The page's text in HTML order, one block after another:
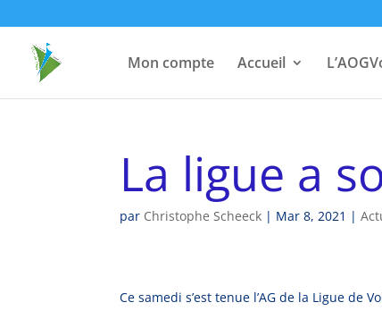
Mon compte Accueil
La ligue a
par Christophe Scheeck | Mar 8, 2021 |
Ce samedi s’est tenue l’AG de la Ligue de